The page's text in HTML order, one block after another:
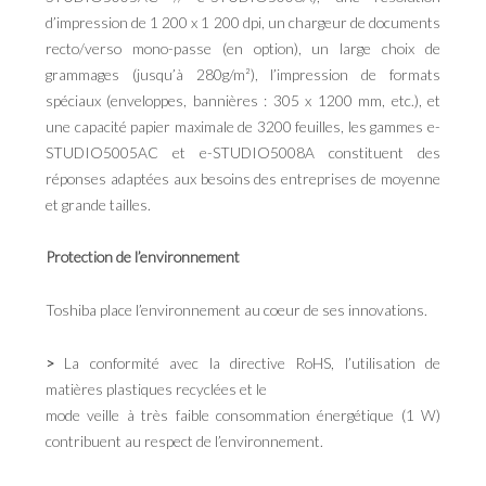
d’impression de 1 200 x 1 200 dpi, un chargeur de documents
recto/verso mono-passe (en option), un large choix de
grammages (jusqu’à 280g/m²), l’impression de formats
spéciaux (enveloppes, bannières : 305 x 1200 mm, etc.), et
une capacité papier maximale de 3200 feuilles, les gammes e-
STUDIO5005AC et e-STUDIO5008A constituent des
réponses adaptées aux besoins des entreprises de moyenne
et grande tailles.
Protection de l’environnement
Toshiba place l’environnement au coeur de ses innovations.
> La conformité avec la directive RoHS, l’utilisation de
matières plastiques recyclées et le
mode veille à très faible consommation énergétique (1 W)
contribuent au respect de l’environnement.